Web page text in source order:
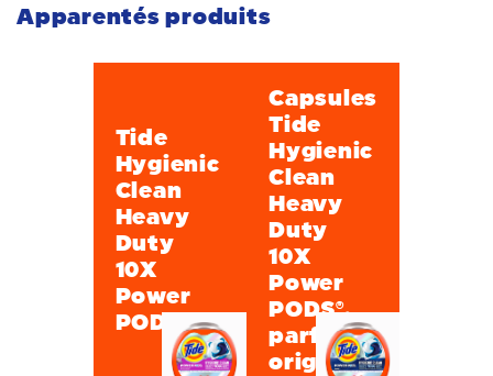
Apparentés produits
Tide
Hygienic
Clean
Heavy
Duty
10X
Power
PODS®
Capsules
Tide
Hygienic
Clean
Heavy
Duty
10X
Power
PODS®,
parfum
original